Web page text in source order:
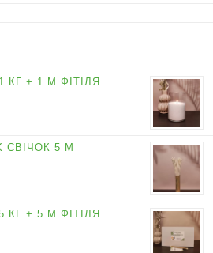
КГ + 1 М ФІТІЛЯ
СВІЧОК 5 М
КГ + 5 М ФІТІЛЯ